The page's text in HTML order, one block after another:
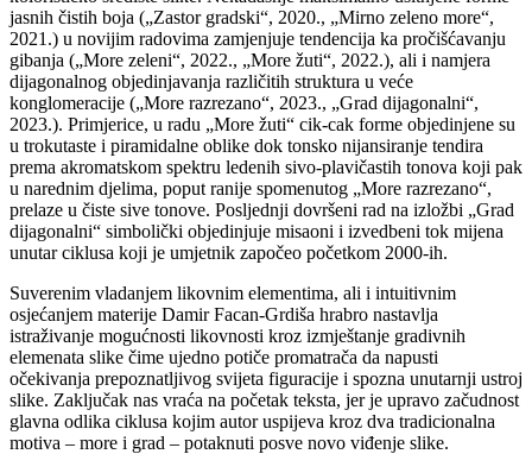
jasnih čistih boja („Zastor gradski“, 2020., „Mirno zeleno more“,
2021.) u novijim radovima zamjenjuje tendencija ka pročišćavanju
gibanja („More zeleni“, 2022., „More žuti“, 2022.), ali i namjera
dijagonalnog objedinjavanja različitih struktura u veće
konglomeracije („More razrezano“, 2023., „Grad dijagonalni“,
2023.). Primjerice, u radu „More žuti“ cik-cak forme objedinjene su
u trokutaste i piramidalne oblike dok tonsko nijansiranje tendira
prema akromatskom spektru ledenih sivo-plavičastih tonova koji pak
u narednim djelima, poput ranije spomenutog „More razrezano“,
prelaze u čiste sive tonove. Posljednji dovršeni rad na izložbi „Grad
dijagonalni“ simbolički objedinjuje misaoni i izvedbeni tok mijena
unutar ciklusa koji je umjetnik započeo početkom 2000-ih.
Suverenim vladanjem likovnim elementima, ali i intuitivnim
osjećanjem materije Damir Facan-Grdiša hrabro nastavlja
istraživanje mogućnosti likovnosti kroz izmještanje gradivnih
elemenata slike čime ujedno potiče promatrača da napusti
očekivanja prepoznatljivog svijeta figuracije i spozna unutarnji ustroj
slike. Zaključak nas vraća na početak teksta, jer je upravo začudnost
glavna odlika ciklusa kojim autor uspijeva kroz dva tradicionalna
motiva – more i grad – potaknuti posve novo viđenje slike.